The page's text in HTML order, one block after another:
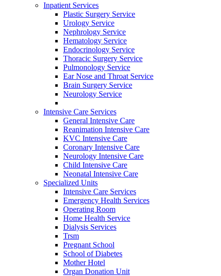
Inpatient Services
Plastic Surgery Service
Urology Service
Nephrology Service
Hematology Service
Endocrinology Service
Thoracic Surgery Service
Pulmonology Service
Ear Nose and Throat Service
Brain Surgery Service
Neurology Service
Intensive Care Services
General Intensive Care
Reanimation Intensive Care
KVC Intensive Care
Coronary Intensive Care
Neurology Intensive Care
Child Intensive Care
Neonatal Intensive Care
Specialized Units
Intensive Care Services
Emergency Health Services
Operating Room
Home Health Service
Dialysis Services
Trsm
Pregnant School
School of Diabetes
Mother Hotel
Organ Donation Unit